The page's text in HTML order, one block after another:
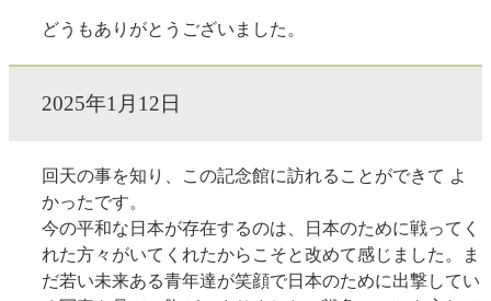
どうもありがとうございました。
2025年1月12日
回天の事を知り、この記念館に訪れることができて よ
かったです。
今の平和な日本が存在するのは、日本のために戦ってく
れた方々がいてくれたからこそと改めて感じました。ま
だ若い未来ある青年達が笑顔で日本のために出撃してい